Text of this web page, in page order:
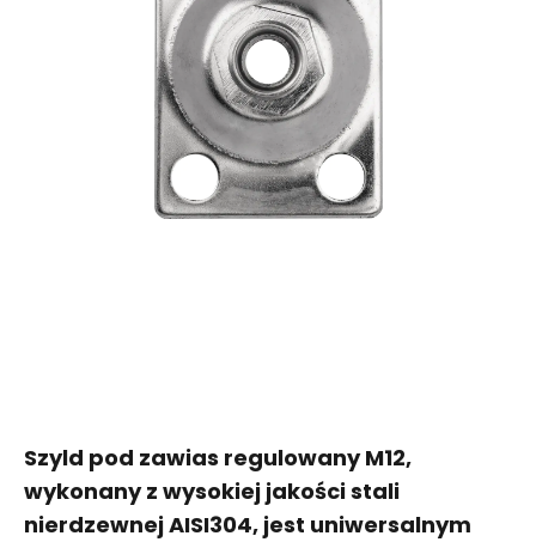
Szyld pod zawias regulowany M12,
wykonany z wysokiej jakości stali
nierdzewnej AISI304, jest uniwersalnym